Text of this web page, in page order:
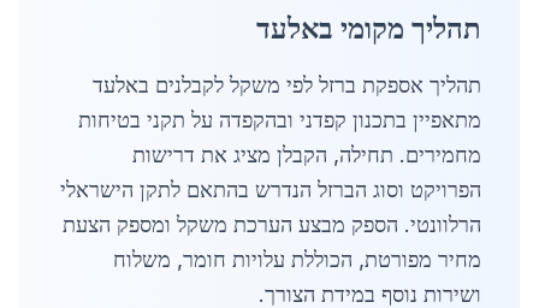
תהליך מקומי באלעד
תהליך אספקת ברזל לפי משקל לקבלנים באלעד
מתאפיין בתכנון קפדני ובהקפדה על תקני בטיחות
מחמירים. תחילה, הקבלן מציג את דרישות
הפרויקט וסוג הברזל הנדרש בהתאם לתקן הישראלי
הרלוונטי. הספק מבצע הערכת משקל ומספק הצעת
מחיר מפורטת, הכוללת עלויות חומר, משלוח
ושירות נוסף במידת הצורך.